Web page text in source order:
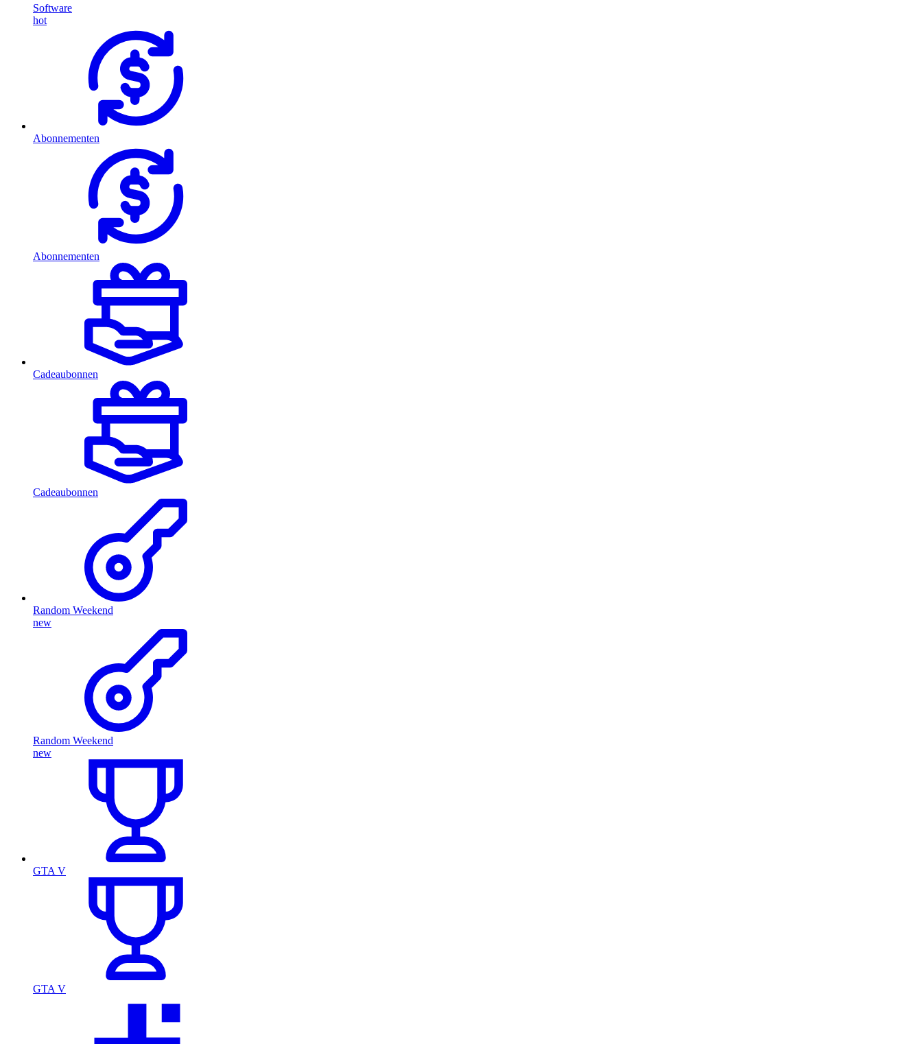
Software
hot
Abonnementen
Abonnementen
Cadeaubonnen
Cadeaubonnen
Random Weekend
new
Random Weekend
new
GTA V
GTA V